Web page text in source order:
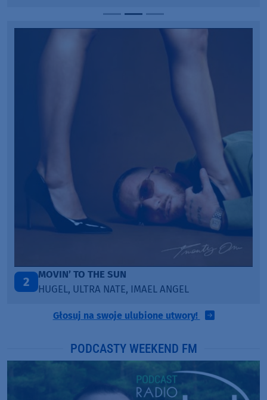
3
LEGENDARY LOVERS (SAVE ME)
KATY PERRY & CHIEF KEEF
Głosuj na swoje ulubione utwory!
PODCASTY WEEKEND FM